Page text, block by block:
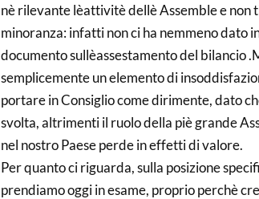
nè rilevante lèattivitè dellè Assemble e non
minoranza: infatti non ci ha nemmeno dato
documento sullèassestamento del bilancio
semplicemente un elemento di
portare in Consiglio come dirimente, dato
svolta, altrimenti il ruolo della piè grande
nel nostro Paese perde in effetti di valore.
Per quanto ci riguarda, sulla posizione
prendiamo oggi in esame, proprio perchè